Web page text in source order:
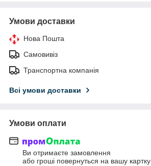
Умови доставки
Нова Пошта
Самовивіз
Транспортна компанія
Всі умови доставки
Умови оплати
Ви отримаєте замовлення
або гроші повернуться на вашу картку